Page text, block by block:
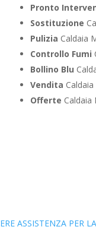
Pronto
Sostituzione
Pulizia Caldaia
Controllo Fumi
Bollino Blu
Vendita
Offerte Caldaia
ASSISTENZA PER